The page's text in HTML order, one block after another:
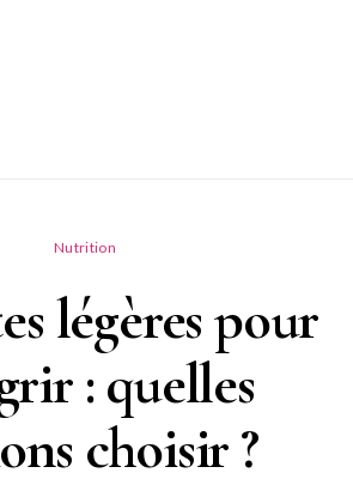
Nutrition
légères pour
: quelles
choisir ?